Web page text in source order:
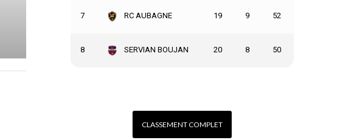
13 : 30 ÉQUIPE ESPOIRS
7 RC AUBAGNE 19 9 52
8 SERVIAN BOUJAN 20 8 50
CLASSEMENT COMPLET